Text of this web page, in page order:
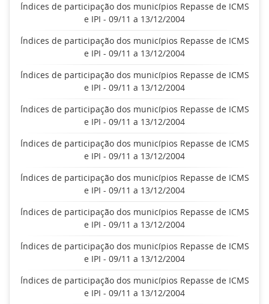
Índices de participação dos municípios Repasse de ICMS
e IPI - 09/11 a 13/12/2004
Índices de participação dos municípios Repasse de ICMS
e IPI - 09/11 a 13/12/2004
Índices de participação dos municípios Repasse de ICMS
e IPI - 09/11 a 13/12/2004
Índices de participação dos municípios Repasse de ICMS
e IPI - 09/11 a 13/12/2004
Índices de participação dos municípios Repasse de ICMS
e IPI - 09/11 a 13/12/2004
Índices de participação dos municípios Repasse de ICMS
e IPI - 09/11 a 13/12/2004
Índices de participação dos municípios Repasse de ICMS
e IPI - 09/11 a 13/12/2004
Índices de participação dos municípios Repasse de ICMS
e IPI - 09/11 a 13/12/2004
Índices de participação dos municípios Repasse de ICMS
e IPI - 09/11 a 13/12/2004